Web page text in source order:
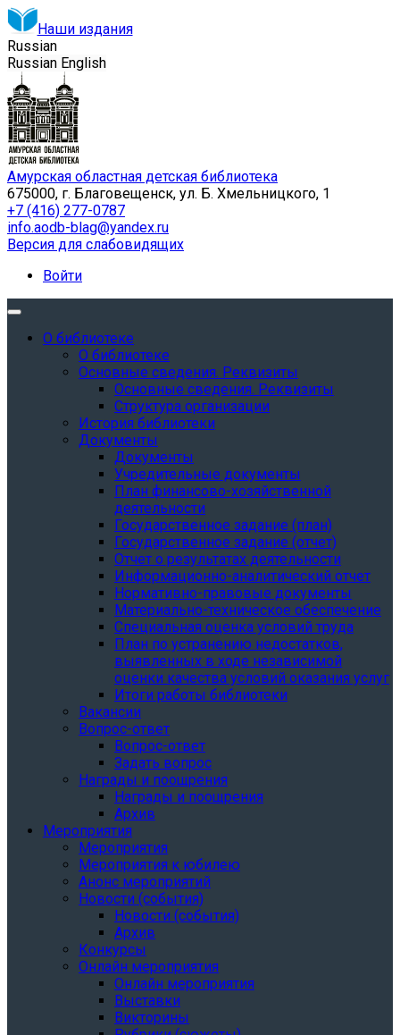
Наши издания
Russian
Russian English
Амурская областная детская библиотека
675000, г. Благовещенск, ул. Б. Хмельницкого, 1
+7 (416) 277-0787
info.aodb-blag@yandex.ru
Версия для слабовидящих
Войти
О библиотеке
О библиотеке
Основные сведения. Реквизиты
Основные сведения. Реквизиты
Структура организации
История библиотеки
Документы
Документы
Учредительные документы
План финансово-хозяйственной
деятельности
Государственное задание (план)
Государственное задание (отчет)
Отчет о результатах деятельности
Информационно-аналитический отчет
Нормативно-правовые документы
Материально-техническое обеспечение
Специальная оценка условий труда
План по устранению недостатков,
выявленных в ходе независимой
оценки качества условий оказания услуг
Итоги работы библиотеки
Вакансии
Вопрос-ответ
Вопрос-ответ
Задать вопрос
Награды и поощрения
Награды и поощрения
Архив
Мероприятия
Мероприятия
Мероприятия к юбилею
Анонс мероприятий
Новости (события)
Новости (события)
Архив
Конкурсы
Онлайн мероприятия
Онлайн мероприятия
Выставки
Викторины